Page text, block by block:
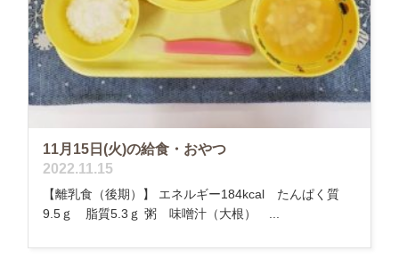
11月15日(火)の給食・おやつ
2022.11.15
【離乳食（後期）】 エネルギー184kcal たんぱく質
9.5ｇ 脂質5.3ｇ 粥 味噌汁（大根） ...